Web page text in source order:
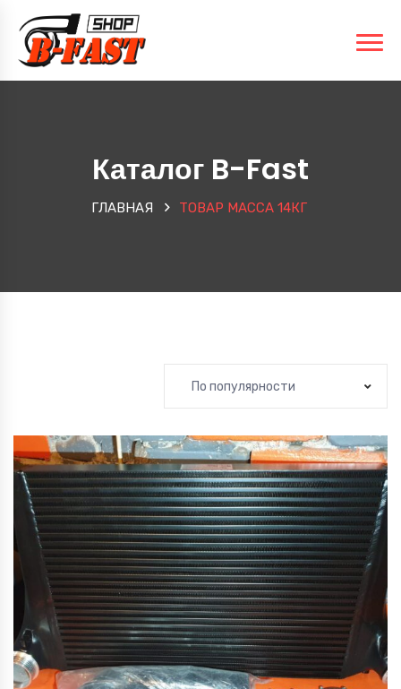
Каталог B-Fast
ГЛАВНАЯ ТОВАР МАССА 14КГ
По популярности